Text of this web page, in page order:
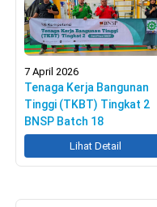
7 April 2026
Tenaga Kerja Bangunan
Tinggi (TKBT) Tingkat 2
BNSP Batch 18
Lihat Detail